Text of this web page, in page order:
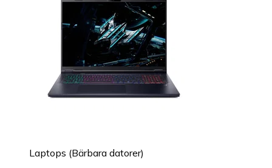
Laptops (Bärbara datorer)